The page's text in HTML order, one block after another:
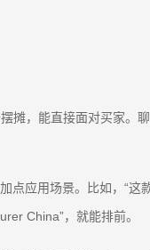
摊，能直接面对买家。
应用场景。比如，“这
China”，就能排前。